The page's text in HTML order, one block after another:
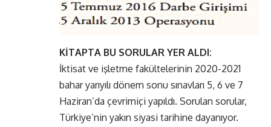
KİTAPTA BU SORULAR YER ALDI:
İktisat ve işletme fakültelerinin 2020-2021
bahar yarıyılı dönem sonu sınavları 5, 6 ve 7
Haziran’da çevrimiçi yapıldı. Sorulan sorular,
Türkiye’nin yakın siyasi tarihine dayanıyor.